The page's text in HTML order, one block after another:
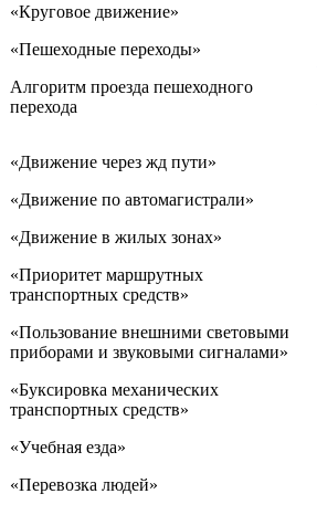
«Круговое движение»
«Пешеходные переходы»
Алгоритм проезда пешеходного
перехода
«Движение через жд пути»
«Движение по автомагистрали»
«Движение в жилых зонах»
«Приоритет маршрутных
транспортных средств»
«Пользование внешними световыми
приборами и звуковыми сигналами»
«Буксировка механических
транспортных средств»
«Учебная езда»
«Перевозка людей»